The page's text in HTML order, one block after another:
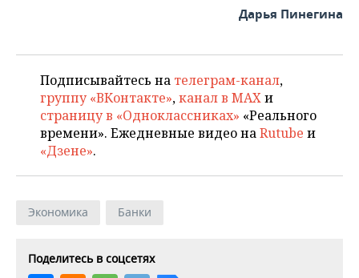
Дарья Пинегина
Подписывайтесь на телеграм-канал,
группу «ВКонтакте»,канал в MAXи
страницу в «Одноклассниках» «Реального
времени». Ежедневные видео наRutube и
«Дзене».
Экономика Банки
Поделитесь в соцсетях